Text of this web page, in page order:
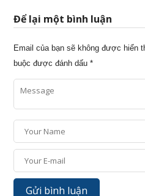
Để lại một bình luận
Email của bạn sẽ không được hiển
buộc được đánh dấu*